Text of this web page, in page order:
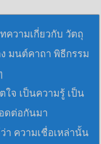
ความเกี่ยวกับ วัตถุ
ง มนต์คาถา พิธีกรรม
จ เป็นความรู้ เป็น
ดต่อกันมา
า ความเชื่อเหล่านั้น